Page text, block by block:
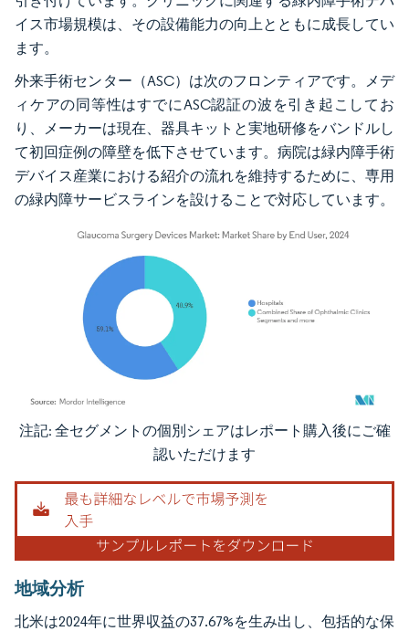
イス市場規模は、その設備能力の向上とともに成長してい
ます。
外来手術センター（ASC）は次のフロンティアです。メデ
ィケアの同等性はすでにASC認証の波を引き起こしてお
り、メーカーは現在、器具キットと実地研修をバンドルし
て初回症例の障壁を低下させています。病院は緑内障手術
デバイス産業における紹介の流れを維持するために、専用
の緑内障サービスラインを設けることで対応しています。
画像 © Mordor Intelligence。再利用にはCC BY 4.0の表示が必要です。
注記: 全セグメントの個別シェアはレポート購入後にご確
認いただけます
地域分析
北米は2024年に世界収益の37.67%を生み出し、包括的な保